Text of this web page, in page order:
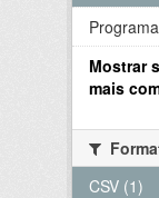
Mostrar
mais
CSV (1)